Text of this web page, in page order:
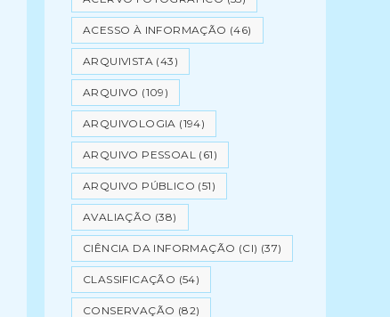
ACESSO À INFORMAÇÃO (46)
ARQUIVISTA (43)
ARQUIVO (109)
ARQUIVOLOGIA (194)
ARQUIVO PESSOAL (61)
ARQUIVO PÚBLICO (51)
AVALIAÇÃO (38)
CIÊNCIA DA INFORMAÇÃO (CI) (37)
CLASSIFICAÇÃO (54)
CONSERVAÇÃO (82)